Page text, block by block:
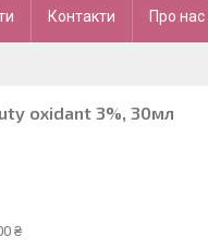
Контакти Про нас
oxidant 3%, 30мл
₴